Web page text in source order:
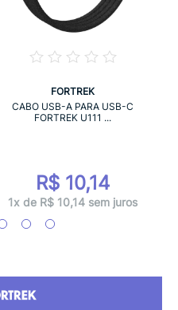
FORTREK
CABO USB-A PARA USB-C
FORTREK U111 ...
R$ 10,14
1x de R$ 10,14 sem juros